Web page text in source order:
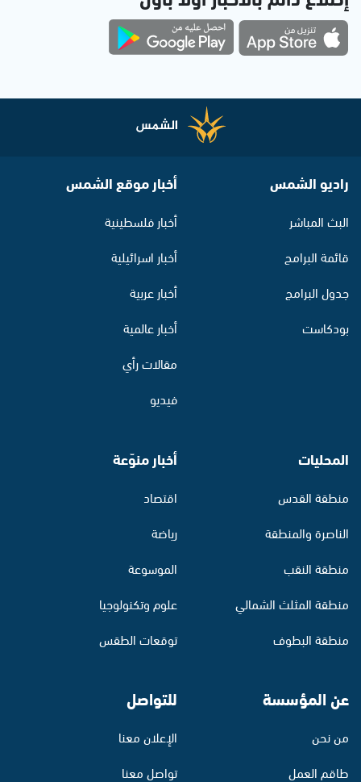
راديو الشمس
البث المباشر
قائمة البرامج
جدول البرامج
بودكاست
أخبار موقع الشمس
أخبار فلسطينية
أخبار اسرائيلية
أخبار عربية
أخبار عالمية
مقالات رأي
فيديو
المحليات
منطقة القدس
الناصرة والمنطقة
منطقة النقب
منطقة المثلث الشمالي
منطقة البطوف
أخبار منوّعة
اقتصاد
رياضة
الموسوعة
علوم وتكنولوجيا
توقعات الطقس
عن المؤسسة
من نحن
طاقم العمل
للتواصل
الإعلان معنا
تواصل معنا